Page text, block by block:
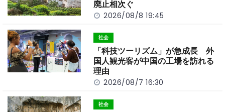
k
廃止相次ぐ
2026/08/8 19:45
社会
「科技ツーリズム」が急成長 外
国人観光客が中国の工場を訪れる
理由
2026/08/7 16:30
社会